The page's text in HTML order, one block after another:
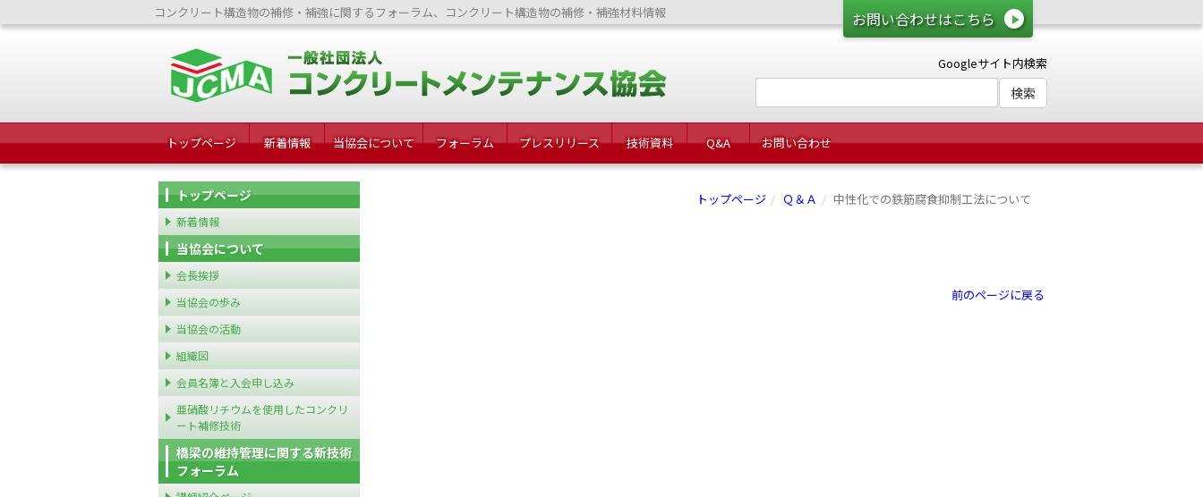
お問い合わせはこちら
コンクリート構造物の補修・補強に関するフォーラム、コンクリート構造物の補修・補強材料情報
Googleサイト内検索
トップページ 新着情報 当協会について フォーラム プレスリリース 技術資料 Q&A お問い合わせ
トップページ Ｑ＆Ａ 中性化での鉄筋腐食抑制工法について
前のページに戻る
トップページ
新着情報
当協会について
会長挨拶
当協会の歩み
当協会の活動
組織図
会員名簿と入会申し込み
亜硝酸リチウムを使用したコンクリ
ート補修技術
橋梁の維持管理に関する新技術
フォーラム